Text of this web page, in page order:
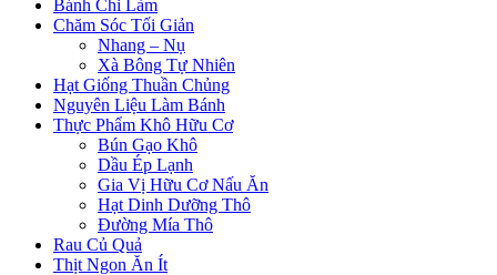
Bánh Chi Làm
Chăm Sóc Tối Giản
Nhang – Nụ
Xà Bông Tự Nhiên
Hạt Giống Thuần Chủng
Nguyên Liệu Làm Bánh
Thực Phẩm Khô Hữu Cơ
Bún Gạo Khô
Dầu Ép Lạnh
Gia Vị Hữu Cơ Nấu Ăn
Hạt Dinh Dưỡng Thô
Đường Mía Thô
Rau Củ Quả
Thịt Ngon Ăn Ít